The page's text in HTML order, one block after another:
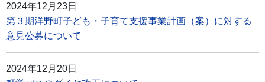
2024年12月23日
第３期洋野町子ども・子育て支援事業計画（案）に対する
意見公募について
2024年12月20日